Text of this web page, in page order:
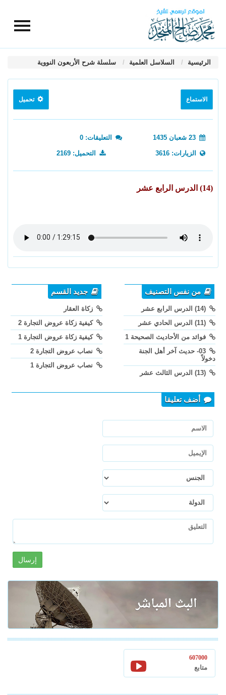
الرئيسية السلاسل العلمية سلسلة شرح الأربعون النووية
الاستماع تحميل
التعليقات: 0
الزيارات: 3616 التحميل: 2169
(14) الدرس الرابع عشر
من نفس التصنيف
(14) الدرس الرابع عشر
(11) الدرس الحادي عشر
فوائد من الأحاديث الصحيحة 1
03- حديث آخر أهل الجنة
دخولاً
(13) الدرس الثالث عشر
جديد القسم
زكاة العقار
كيفية زكاة عروض التجارة 2
كيفية زكاة عروض التجارة 1
نصاب عروض التجارة 2
نصاب عروض التجارة 1
أضف تعليقا
إرسال
607000
متابع